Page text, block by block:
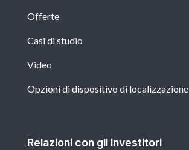
Offerte
Casi di studio
Video
Opzioni di dispositivo di localizzazione
Relazioni con gli investitori